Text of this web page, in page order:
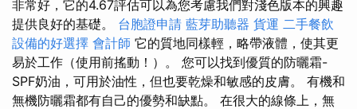
非常好，它的4.67評估可以為您考慮我們對淺色版本的興趣
提供良好的基礎。 台胞證申請 藍芽助聽器 貨運 二手餐飲
設備的好選擇 會計師 它的質地同樣輕，略帶液體，使其更
易於工作（使用前搖動！）。 您可以找到優質的防曬霜-
SPF奶油，可用於油性，但也要乾燥和敏感的皮膚。 有機和
無機防曬霜都有自己的優勢和缺點。 在很大的線條上，無